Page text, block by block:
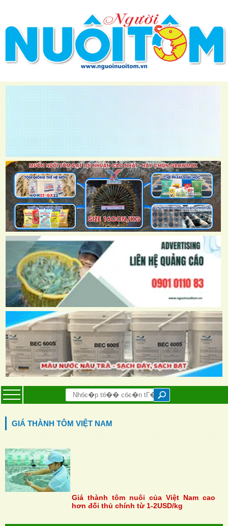
GIÁ THÀNH TÔM VIỆT NAM
Giá thành tôm nuôi của Việt Nam cao
hơn đối thủ chính từ 1-2USD/kg